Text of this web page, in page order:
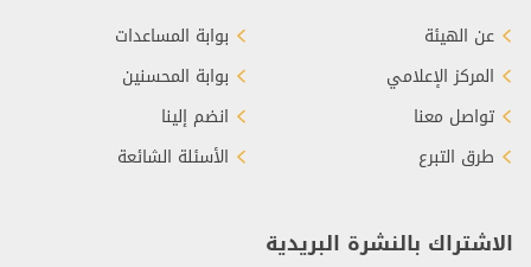
عن الهيئة
المركز الإعلامي
تواصل معنا
طرق التبرع
بوابة المساعدات
بوابة المحسنين
انضم إلينا
الأسئلة الشائعة
الاشتراك بالنشرة البريدية